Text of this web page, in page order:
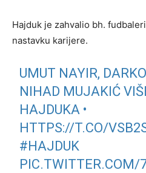
Hajduk je zahvalio bh.
nastavku karijere.
UMUT NAYIR,
NIHAD MUJAKIĆ
HAJDUKA •
HTTPS://T.CO/
#HAJDUK
PIC.TWITTER.COM/